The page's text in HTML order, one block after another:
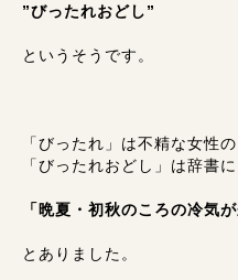
”びったれおどし”
というそうです。
「びったれ」は不精な女性
「びったれおどし」は辞書
「晩夏・初秋のころの冷気
とありました。